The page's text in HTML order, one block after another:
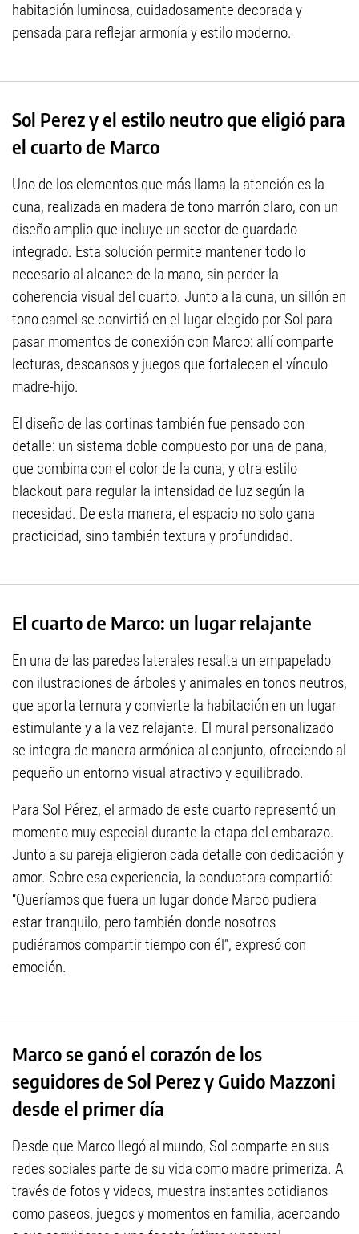
habitación luminosa, cuidadosamente decorada y
pensada para reflejar armonía y estilo moderno.
Sol Perez y el estilo neutro que eligió para
el cuarto de Marco
Uno de los elementos que más llama la atención es la
cuna, realizada en madera de tono marrón claro, con un
diseño amplio que incluye un sector de guardado
integrado. Esta solución permite mantener todo lo
necesario al alcance de la mano, sin perder la
coherencia visual del cuarto. Junto a la cuna, un sillón en
tono camel se convirtió en el lugar elegido por Sol para
pasar momentos de conexión con Marco: allí comparte
lecturas, descansos y juegos que fortalecen el vínculo
madre-hijo.
El diseño de las cortinas también fue pensado con
detalle: un sistema doble compuesto por una de pana,
que combina con el color de la cuna, y otra estilo
blackout para regular la intensidad de luz según la
necesidad. De esta manera, el espacio no solo gana
practicidad, sino también textura y profundidad.
El cuarto de Marco: un lugar relajante
En una de las paredes laterales resalta un empapelado
con ilustraciones de árboles y animales en tonos neutros,
que aporta ternura y convierte la habitación en un lugar
estimulante y a la vez relajante. El mural personalizado
se integra de manera armónica al conjunto, ofreciendo al
pequeño un entorno visual atractivo y equilibrado.
Para Sol Pérez, el armado de este cuarto representó un
momento muy especial durante la etapa del embarazo.
Junto a su pareja eligieron cada detalle con dedicación y
amor. Sobre esa experiencia, la conductora compartió:
“Queríamos que fuera un lugar donde Marco pudiera
estar tranquilo, pero también donde nosotros
pudiéramos compartir tiempo con él”, expresó con
emoción.
Marco se ganó el corazón de los
seguidores de Sol Perez y Guido Mazzoni
desde el primer día
Desde que Marco llegó al mundo, Sol comparte en sus
redes sociales parte de su vida como madre primeriza. A
través de fotos y videos, muestra instantes cotidianos
como paseos, juegos y momentos en familia, acercando